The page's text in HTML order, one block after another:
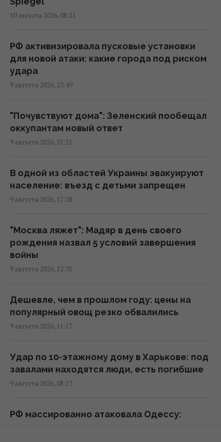
Крыму в 7 раз, но при одном условии
09:47 понедельник, 10 августа 2026
Дроны атаковали крупный НПЗ в
08:35 понедельник, 10 августа 2026
РФ заявила о захвате двух сел в Донецкой
продолжаются, - Reuters
07:10 понедельник, 10 августа 2026
городе значительные разрушения,
пострадали 14 человек
06:36 понедельник, 10 августа 2026
ракета убила 10 членов одной семьи
02:58 понедельник, 10 августа 2026
попытке вторжения со стороны РФ, – Der
Spiegel
00:08 понедельник, 10 августа 2026
КГГА: информация о "технике ВСУ" на
10 августа 2026, 08:21
РФ активизировала пусковые установки
для новой атаки: какие города под риском
удара
9 августа 2026, 23:49
"Почувствуют дома": Зеленский пообещал
оккупантам новый ответ
9 августа 2026, 21:21
В одной из областей Украины эвакуируют
население: въезд с детьми запрещен
9 августа 2026, 17:28
"Москва ляжет": Мадяр в день своего
рождения назва л 5 условий завершения
войны
9 августа 2026, 12:31
Дешевле, чем в прошлом году: цены на
популярный овощ резко обвалились
9 августа 2026, 11:17
Удар по 10-этажному дому в Харькове: под
завалами находятся люди, есть погибшие
9 августа 2026, 08:13
РФ массированно атаковала Одессу: